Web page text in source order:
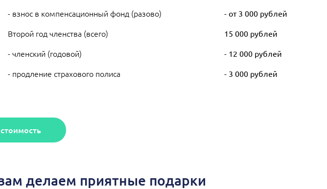
- взнос в компенсационный фонд (разово) - от 3 000 рублей
Второй год членства (всего) 15 000 рублей
- членский (годовой) - 12 000 рублей
- продление страхового полиса - 3 000 рублей
делаем приятные подарки